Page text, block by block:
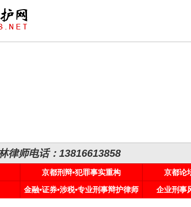
律师电话：13816613858
京都刑辩•犯罪事实重构 京都论
金融•证券•涉税•专业刑事辩护律师 企业刑事